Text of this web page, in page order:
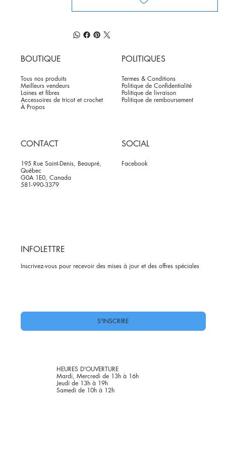
BOUTIQUE
Tous nos produits
Meilleurs vendeurs
Laines et fibres
Accessoires de tricot et crochet
À Propos
POLITIQUES
Termes & Conditions
Politique de Confidentialité
Politique de livraison
Politique de remboursement
CONTACT
195 Rue Saint-Denis, Beaupré,
Québec
G0A 1E0, Canada
581-990-3379
SOCIAL
Facebook
INFOLETTRE
Inscrivez-vous pour recevoir des mises à jour et des offres spéciales
S'INSCRIRE
HEURES D'OUVERTURE
Mardi, Mercredi de 13h à 16h
Jeudi de 13h à 19h
Samedi de 10h à 12h